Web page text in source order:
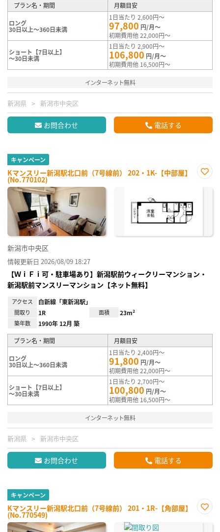
プラン名・期間 月額目安
ロング
30日以上～360日未満
1日当たり 2,600円～
97,800 円/月～
初期費用他 22,000円～
ショート【7日以上】
～30日未満
1日当たり 2,900円～
106,800 円/月～
初期費用他 16,500円～
インターネット無料
新潟県 新潟市中央区
お問合わせ 電話する
キャンペーン
Kマンスリー新潟駅北口前（7号線前） 202・1K-【中部屋】
(No.770102)
に入
新潟市中央区
情報更新日 2026/08/09 18:27
【ＷｉＦｉ可・駐車場あり】新潟駅前ウィークリーマンション・
新潟駅前マンスリーマンション【ネット無料】
アクセス 白新線「東新潟駅」
間取り 1R 面積 23m²
築年数 1990年 12月 築
プラン名・期間 月額目安
ロング
30日以上～360日未満
1日当たり 2,400円～
91,800 円/月～
初期費用他 22,000円～
ショート【7日以上】
～30日未満
1日当たり 2,700円～
100,800 円/月～
初期費用他 16,500円～
インターネット無料
新潟県 新潟市中央区
お問合わせ 電話する
キャンペーン
Kマンスリー新潟駅北口前（7号線前） 201・1R-【角部屋】
(No.770549)
に入